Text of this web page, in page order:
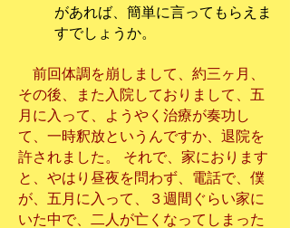
があれば、簡単に言ってもらえま
すでしょうか。
前回体調を崩しまして、約三ヶ月、
その後、また入院しておりまして、五
月に入って、ようやく治療が奏功し
て、一時釈放というんですか、退院を
許されました。 それで、家におります
と、やはり昼夜を問わず、電話で、僕
が、五月に入って、３週間ぐらい家に
いた中で、二人が亡くなってしまった